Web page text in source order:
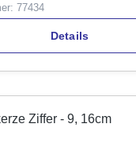
77434
Details